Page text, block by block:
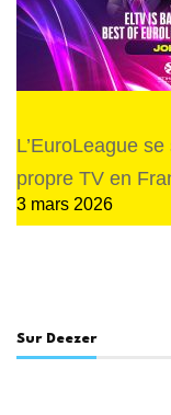
L’EuroLeague
propre TV en
3 mars 2026
Sur Deezer